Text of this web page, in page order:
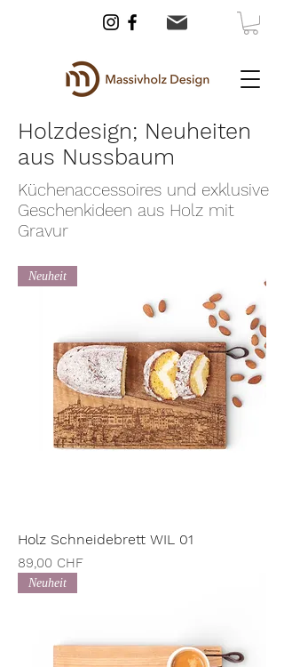
Holzdesign; Neuheiten
aus Nussbaum
Küchenaccessoires und exklusive
Geschenkideen aus Holz mit
Gravur
Neuheit
Holz Schneidebrett WIL 01
Preis
89,00 CHF
Neuheit